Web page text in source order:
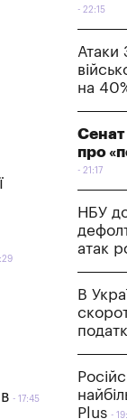
17:45
22:15
Атаки
на
про
21:17
НБУ
атак
В
Plus